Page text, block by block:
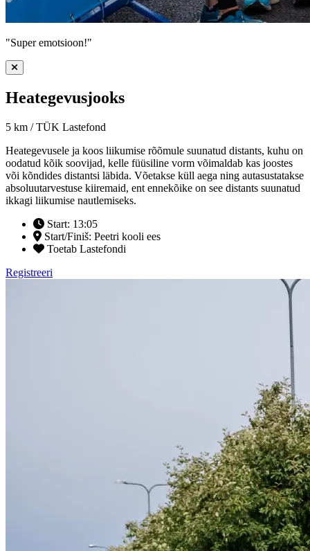
"Super emotsioon!"
Heategevusjooks
5 km / TÜK Lastefond
Heategevusele ja koos liikumise rõõmule suunatud distants, kuhu on
oodatud kõik soovijad, kelle füüsiline vorm võimaldab kas joostes
või kõndides distantsi läbida. Võetakse küll aega ning autasustatakse
absoluutarvestuse kiiremaid, ent ennekõike on see distants suunatud
ikkagi liikumise nautlemiseks.
Start: 13:05
Start/Finiš: Peetri kooli ees
Toetab Lastefondi
Registreeri